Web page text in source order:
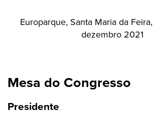
Europarque, Santa Maria da Feira,
dezembro 2021
Mesa do Congresso
Presidente